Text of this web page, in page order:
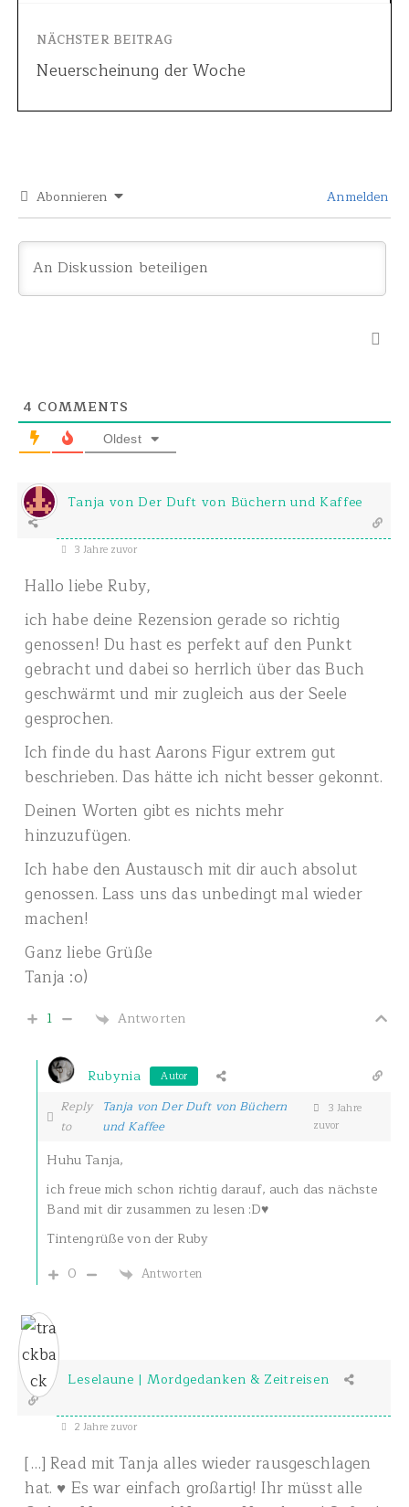
NÄCHSTER BEITRAG
Neuerscheinung der Woche
Abonnieren Anmelden
4 COMMENTS
Oldest
Tanja von Der Duft von Büchern und Kaffee
3 Jahre zuvor
Hallo liebe Ruby,
ich habe deine Rezension gerade so richtig
genossen! Du hast es perfekt auf den Punkt
gebracht und dabei so herrlich über das Buch
geschwärmt und mir zugleich aus der Seele
gesprochen.
Ich finde du hast Aarons Figur extrem gut
beschrieben. Das hätte ich nicht besser gekonnt.
Deinen Worten gibt es nichts mehr
hinzuzufügen.
Ich habe den Austausch mit dir auch absolut
genossen. Lass uns das unbedingt mal wieder
machen!
Ganz liebe Grüße
Tanja :o)
1 Antworten
Rubynia Autor
Reply
to
Tanja von Der Duft von Büchern
und Kaffee
3 Jahre
zuvor
Huhu Tanja,
ich freue mich schon richtig darauf, auch das nächste
Band mit dir zusammen zu lesen :D♥
Tintengrüße von der Ruby
0
Antworten
Leselaune | Mordgedanken & Zeitreisen
2 Jahre zuvor
[…] Read mit Tanja alles wieder rausgeschlagen
hat. ♥ Es war einfach großartig! Ihr müsst alle